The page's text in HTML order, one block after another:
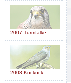
2007 Turmfalke
2008 Kuckuck